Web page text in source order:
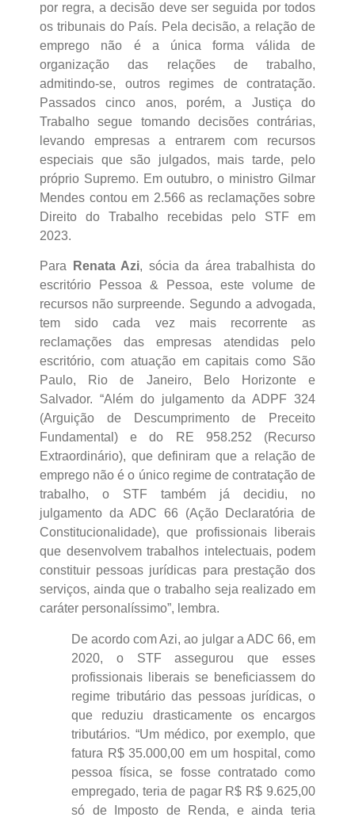
por regra, a decisão deve ser seguida por todos
os tribunais do País. Pela decisão, a relação de
emprego não é a única forma válida de
organização das relações de trabalho,
admitindo-se, outros regimes de contratação.
Passados cinco anos, porém, a Justiça do
Trabalho segue tomando decisões contrárias,
levando empresas a entrarem com recursos
especiais que são julgados, mais tarde, pelo
próprio Supremo. Em outubro, o ministro Gilmar
Mendes contou em 2.566 as reclamações sobre
Direito do Trabalho recebidas pelo STF em
2023.
Para Renata Azi, sócia da área trabalhista do
escritório Pessoa & Pessoa, este volume de
recursos não surpreende. Segundo a advogada,
tem sido cada vez mais recorrente as
reclamações das empresas atendidas pelo
escritório, com atuação em capitais como São
Paulo, Rio de Janeiro, Belo Horizonte e
Salvador. “Além do julgamento da ADPF 324
(Arguição de Descumprimento de Preceito
Fundamental) e do RE 958.252 (Recurso
Extraordinário), que definiram que a relação de
emprego não é o único regime de contratação de
trabalho, o STF também já decidiu, no
julgamento da ADC 66 (Ação Declaratória de
Constitucionalidade), que profissionais liberais
que desenvolvem trabalhos intelectuais, podem
constituir pessoas jurídicas para prestação dos
serviços, ainda que o trabalho seja realizado em
caráter personalíssimo”, lembra.
De acordo com Azi, ao julgar a ADC 66, em
2020, o STF assegurou que esses
profissionais liberais se beneficiassem do
regime tributário das pessoas jurídicas, o
que reduziu drasticamente os encargos
tributários. “Um médico, por exemplo, que
fatura R$ 35.000,00 em um hospital, como
pessoa física, se fosse contratado como
empregado, teria de pagar R$ R$ 9.625,00
só de Imposto de Renda, e ainda teria